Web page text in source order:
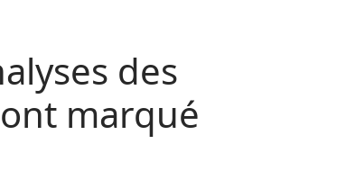
des
marqué